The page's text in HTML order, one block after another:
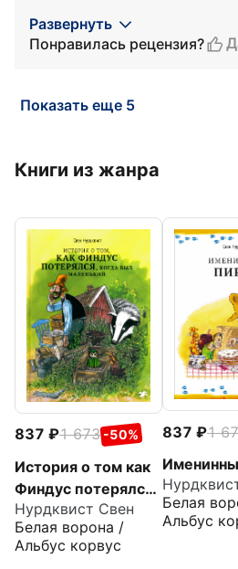
Развернуть
Понравилась рецензия?
Показать еще 5
Книги из жанра
837 1 673 -50%
История о том как
Финдус потерялся,
когда был
маленький
Нурдквист Свен
Белая ворона /
Альбус корвус
837 1
Белая
Альбус